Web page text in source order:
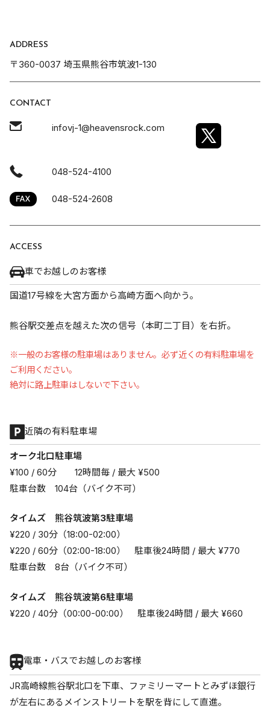
ADDRESS
〒360-0037 埼玉県熊谷市筑波1-130
CONTACT
infovj-1@heavensrock.com
048-524-4100
048-524-2608
ACCESS
車でお越しのお客様
国道17号線を大宮方面から高崎方面へ向かう。
熊谷駅交差点を越えた次の信号（本町二丁目）を右折。
※一般のお客様の駐車場はありません。必ず近くの有料駐車場を
ご利用ください。
絶対に路上駐車はしないで下さい。
近隣の有料駐車場
オーク北口駐車場
¥100 / 60分 12時間毎 / 最大 ¥500
駐車台数 104台（バイク不可）
タイムズ 熊谷筑波第3駐車場
¥220 / 30分（18:00-02:00）
¥220 / 60分（02:00-18:00） 駐車後24時間 / 最大 ¥770
駐車台数 8台（バイク不可）
タイムズ 熊谷筑波第6駐車場
¥220 / 40分（00:00-00:00） 駐車後24時間 / 最大 ¥660
電車・バスでお越しのお客様
JR高崎線熊谷駅北口を下車、ファミリーマートとみずほ銀行
が左右にあるメインストリートを駅を背にして直進。